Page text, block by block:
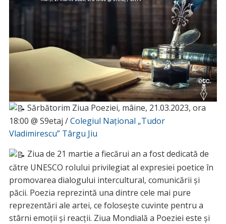
Sărbătorim Ziua Poeziei, mâine, 21.03.2023, ora
18:00 @ S9etaj /Colegiul Național „Tudor
Vladimirescu” Târgu Jiu
Ziua de 21 martie a fiecărui an a fost dedicată de
către UNESCO rolului privilegiat al expresiei poetice în
promovarea dialogului intercultural, comunicării şi
păcii. Poezia reprezintă una dintre cele mai pure
reprezentări ale artei, ce folosește cuvinte pentru a
stârni emoții și reacții. Ziua Mondială a Poeziei este și